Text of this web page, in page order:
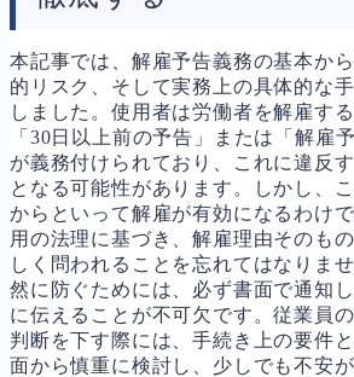
本記事では、解雇予告義務の基本か
的リスク、そして実務上の具体的な
しました。使用者は労働者を解雇す
「30日以上前の予告」または「解雇
が義務付けられており、これに違反
となる可能性があります。しかし、
からといって解雇が有効になるわけ
用の法理に基づき、解雇理由そのも
しく問われることを忘れてはなりま
然に防ぐためには、必ず書面で通知
に伝えることが不可欠です。従業員
判断を下す際には、手続き上の要件
面から慎重に検討し、少しでも不安